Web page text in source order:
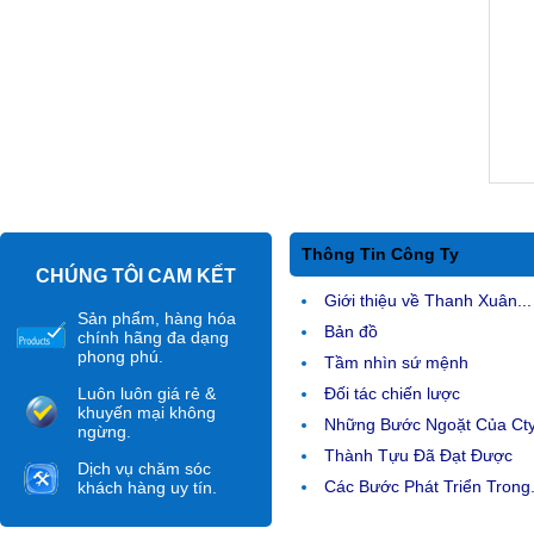
CHÚNG TÔI CAM KẾT
Sản phẩm, hàng hóa
chính hãng đa dạng
phong phú.
Luôn luôn giá rẻ &
khuyến mại không
ngừng.
Dịch vụ chăm sóc
khách hàng uy tín.
Thông Tin Công Ty
Giới thiệu về Thanh Xuân...
Bản đồ
Tầm nhìn sứ mệnh
Đối tác chiến lược
Những Bước Ngoặt Của
Thành Tựu Đã Đạt Được
Các Bước Phát Triển